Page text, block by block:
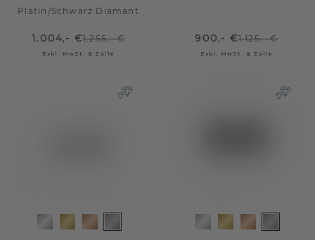
Platin /Schwarz Diamant
1.004,- €1.255,- €
Exkl. MwSt. & Zölle
900,- €1.125,- €
Exkl. MwSt. & Zölle